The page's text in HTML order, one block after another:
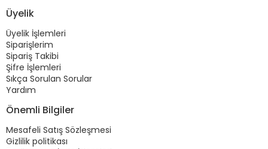
Üyelik
Üyelik İşlemleri
Siparişlerim
Sipariş Takibi
Şifre İşlemleri
Sıkça Sorulan Sorular
Yardım
Önemli Bilgiler
Mesafeli Satış Sözleşmesi
Gizlilik politikası